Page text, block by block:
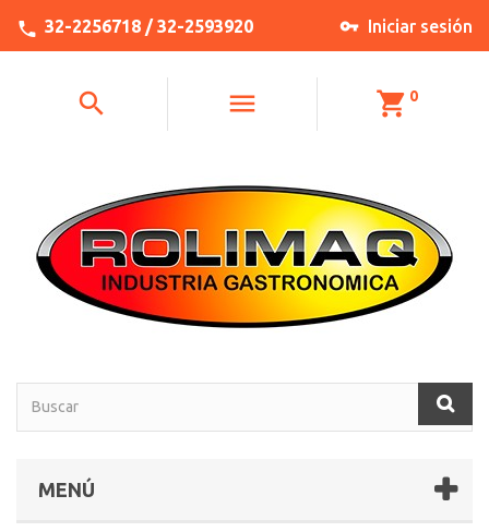
Iniciar sesión
32-2256718 / 32-2593920
0
MENÚ